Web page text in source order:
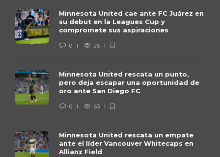
Minnesota United cae ante FC Juárez en
su debut en la Leagues Cup y
compromete sus aspiraciones
0 25
Minnesota United rescata un punto,
pero deja escapar una oportunidad de
oro ante San Diego FC
0 63
Minnesota United rescata un empate
ante el líder Vancouver Whitecaps en
Allianz Field